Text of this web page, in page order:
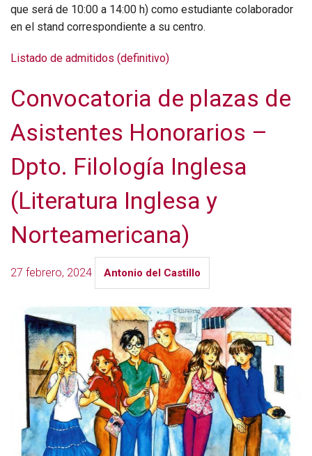
que será de 10:00 a 14:00 h) como estudiante colaborador
en el stand correspondiente a su centro.
Listado de admitidos (definitivo)
Convocatoria de plazas de
Asistentes Honorarios –
Dpto. Filología Inglesa
(Literatura Inglesa y
Norteamericana)
27 febrero, 2024 Antonio del Castillo